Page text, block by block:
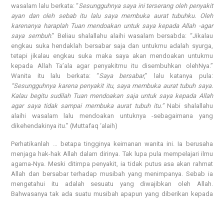
wasalam lalu berkata: “Sesungguhnya saya ini terserang oleh penyakit
ayan dan oleh sebab itu lalu saya membuka aurat tubuhku. Oleh
karenanya haraplah Tuan mendoakan untuk saya kepada Allah -agar
saya sembuh.” Beliau shalallahu alaihi wasalam bersabda: “Jikalau
engkau suka hendaklah bersabar saja dan untukmu adalah syurga,
tetapi jikalau engkau suka maka saya akan mendoakan untukmu
kepada Allah Ta’ala agar penyakitmu itu disembuhkan olehNya.”
Wanita itu lalu berkata: “Saya bersabar,” lalu katanya pula:
“Sesungguhnya karena penyakit itu, saya membuka aurat tubuh saya.
Kalau begitu sudilah Tuan mendoakan saja untuk saya kepada Allah
agar saya tidak sampai membuka aurat tubuh itu.”Nabi shalallahu
alaihi wasalam lalu mendoakan untuknya -sebagaimana yang
dikehendakinya itu.” (Muttafaq ‘alaih)
Perhatikanlah … betapa tingginya keimanan wanita ini. Ia berusaha
menjaga hak-hak Allah dalam dirinya. Tak lupa pula mempelajari ilmu
agama-Nya. Meski ditimpa penyakit, ia tidak putus asa akan rahmat
Allah dan bersabar terhadap musibah yang menimpanya. Sebab ia
mengetahui itu adalah sesuatu yang diwajibkan oleh Allah.
Bahwasanya tak ada suatu musibah apapun yang diberikan kepada